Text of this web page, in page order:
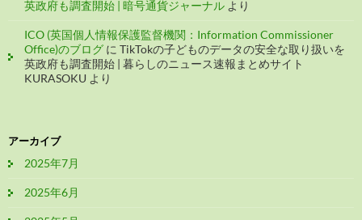
英政府も調査開始 | 暗号通貨ジャーナル より
ICO (英国個人情報保護監督機関：Information Commissioner
Office)のブログ に TikTokの子どものデータの安全な取り扱いを
英政府も調査開始 | 暮らしのニュース速報まとめサイト
KURASOKU より
アーカイブ
2025年7月
2025年6月